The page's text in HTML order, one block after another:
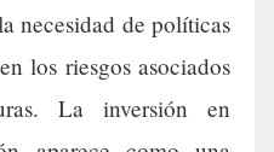
necesidad de políticas
los riesgos asociados
La inversión en